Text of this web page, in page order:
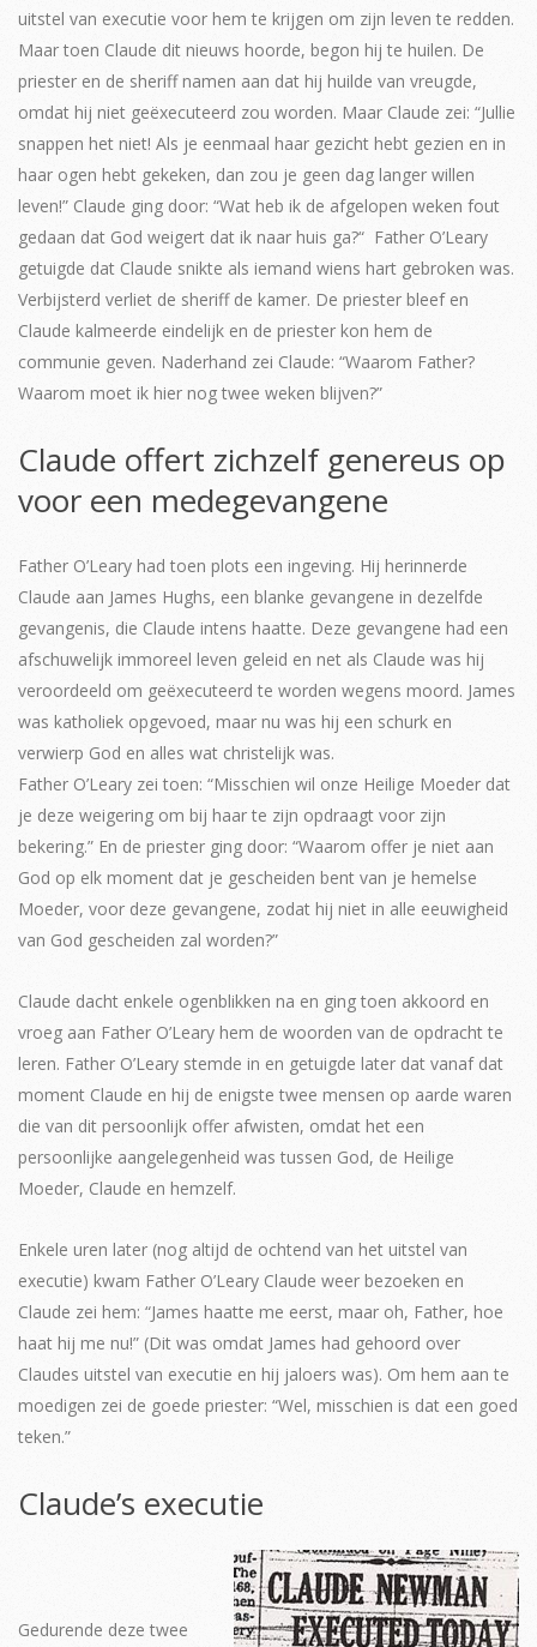
uitstel van executie voor hem te krijgen om zijn leven te redden.
Maar toen Claude dit nieuws hoorde, begon hij te huilen. De
priester en de sheriff namen aan dat hij huilde van vreugde,
omdat hij niet geëxecuteerd zou worden. Maar Claude zei: “Jullie
snappen het niet! Als je eenmaal haar gezicht hebt gezien en in
haar ogen hebt gekeken, dan zou je geen dag langer willen
leven!” Claude ging door: “Wat heb ik de afgelopen weken fout
gedaan dat God weigert dat ik naar huis ga?“ Father O’Leary
getuigde dat Claude snikte als iemand wiens hart gebroken was.
Verbijsterd verliet de sheriff de kamer. De priester bleef en
Claude kalmeerde eindelijk en de priester kon hem de
communie geven. Naderhand zei Claude: “Waarom Father?
Waarom moet ik hier nog twee weken blijven?”
Claude offert zichzelf genereus op
voor een medegevangene
Father O’Leary had toen plots een ingeving. Hij herinnerde
Claude aan James Hughs, een blanke gevangene in dezelfde
gevangenis, die Claude intens haatte. Deze gevangene had een
afschuwelijk immoreel leven geleid en net als Claude was hij
veroordeeld om geëxecuteerd te worden wegens moord. James
was katholiek opgevoed, maar nu was hij een schurk en
verwierp God en alles wat christelijk was.
Father O’Leary zei toen: “Misschien wil onze Heilige Moeder dat
je deze weigering om bij haar te zijn opdraagt voor zijn
bekering.” En de priester ging door: “Waarom offer je niet aan
God op elk moment dat je gescheiden bent van je hemelse
Moeder, voor deze gevangene, zodat hij niet in alle eeuwigheid
van God gescheiden zal worden?”
Claude dacht enkele ogenblikken na en ging toen akkoord en
vroeg aan Father O’Leary hem de woorden van de opdracht te
leren. Father O’Leary stemde in en getuigde later dat vanaf dat
moment Claude en hij de enigste twee mensen op aarde waren
die van dit persoonlijk offer afwisten, omdat het een
persoonlijke aangelegenheid was tussen God, de Heilige
Moeder, Claude en hemzelf.
Enkele uren later (nog altijd de ochtend van het uitstel van
executie) kwam Father O’Leary Claude weer bezoeken en
Claude zei hem: “James haatte me eerst, maar oh, Father, hoe
haat hij me nu!” (Dit was omdat James had gehoord over
Claudes uitstel van executie en hij jaloers was). Om hem aan te
moedigen zei de goede priester: “Wel, misschien is dat een goed
teken.”
Claude’s executie
Gedurende deze twee